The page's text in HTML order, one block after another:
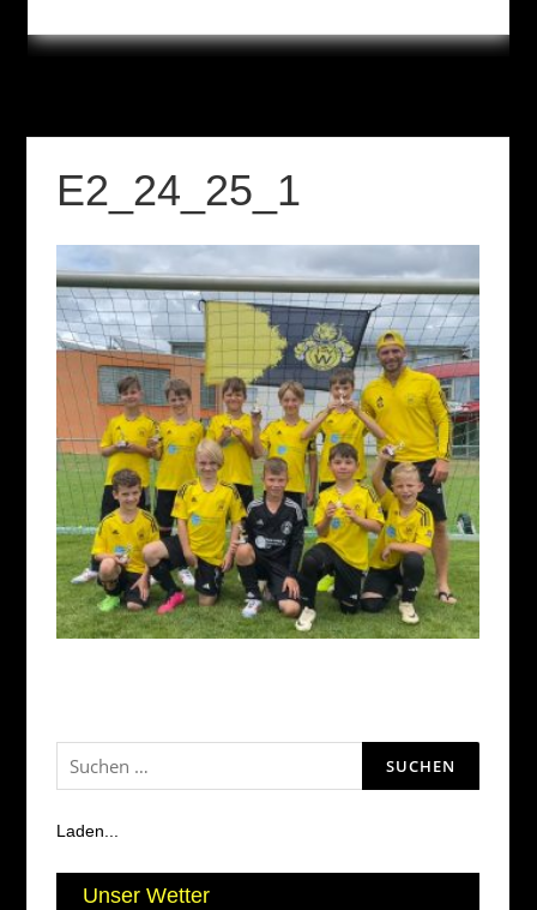
E2_24_25_1
Suchen
nach:
Laden...
Unser Wetter